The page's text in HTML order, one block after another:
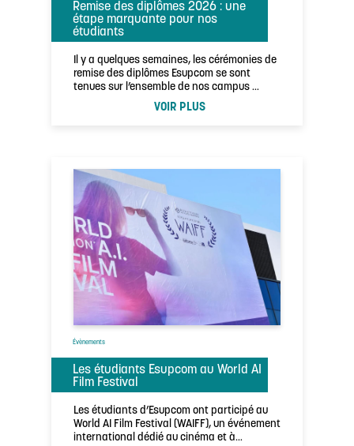
Remise des diplômes 2026 : une
étape marquante pour nos
étudiants
Il y a quelques semaines, les cérémonies de
remise des diplômes Esupcom se sont
tenues sur l’ensemble de nos campus …
VOIR PLUS
Évènements
Les étudiants Esupcom au World AI
Film Festival
Les étudiants d’Esupcom ont participé au
World AI Film Festival (WAIFF), un événement
international dédié au cinéma et à